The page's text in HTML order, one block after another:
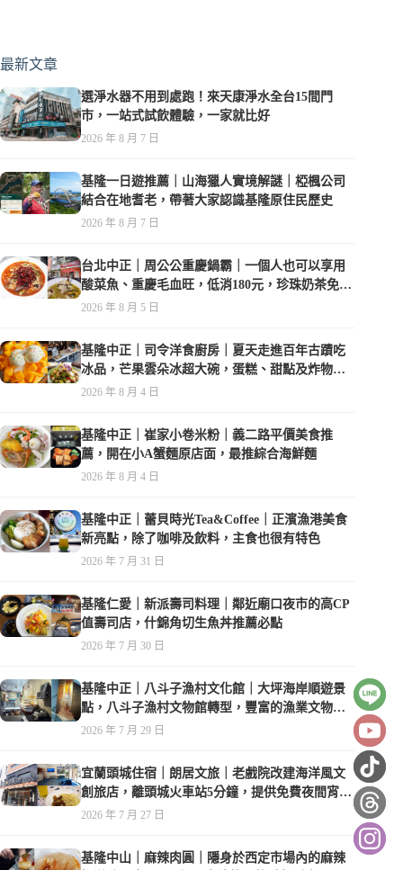
最新文章
選淨水器不用到處跑！來天康淨水全台15間門
市，一站式試飲體驗，一家就比好
2026 年 8 月 7 日
基隆一日遊推薦｜山海獵人實境解謎｜椏楓公司
結合在地耆老，帶著大家認識基隆原住民歷史
2026 年 8 月 7 日
台北中正｜周公公重慶鍋霸｜一個人也可以享用
酸菜魚、重慶毛血旺，低消180元，珍珠奶茶免費
喝到爽
2026 年 8 月 5 日
基隆中正｜司令洋食廚房｜夏天走進百年古蹟吃
冰品，芒果雲朵冰超大碗，蛋糕、甜點及炸物都
在水準之上
2026 年 8 月 4 日
基隆中正｜崔家小卷米粉｜義二路平價美食推
薦，開在小A蟹麵原店面，最推綜合海鮮麵
2026 年 8 月 4 日
基隆中正｜蕾貝時光Tea&Coffee｜正濱漁港美食
新亮點，除了咖啡及飲料，主食也很有特色
2026 年 7 月 31 日
基隆仁愛｜新派壽司料理｜鄰近廟口夜市的高CP
值壽司店，什錦角切生魚丼推薦必點
2026 年 7 月 30 日
基隆中正｜八斗子漁村文化館｜大坪海岸順遊景
點，八斗子漁村文物館轉型，豐富的漁業文物，
值得走訪
2026 年 7 月 29 日
宜蘭頭城住宿｜朗居文旅｜老戲院改建海洋風文
創旅店，離頭城火車站5分鐘，提供免費夜間宵
夜，親子遊戲空間
2026 年 7 月 27 日
基隆中山｜麻辣肉圓｜隱身於西定市場內的麻辣